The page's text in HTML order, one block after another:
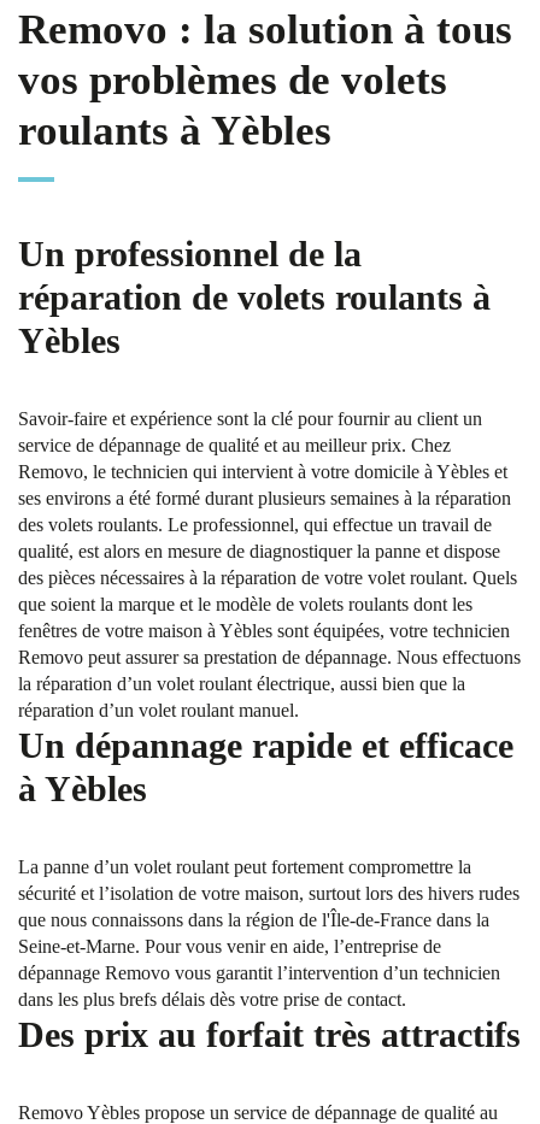
Removo : la solution à tous
vos problèmes de volets
roulants à Yèbles
Un professionnel de la
réparation de volets roulants à
Yèbles
Savoir-faire et expérience sont la clé pour fournir au client un
service de dépannage de qualité et au meilleur prix. Chez
Removo, le technicien qui intervient à votre domicile à Yèbles et
ses environs a été formé durant plusieurs semaines à la réparation
des volets roulants. Le professionnel, qui effectue un travail de
qualité, est alors en mesure de diagnostiquer la panne et dispose
des pièces nécessaires à la réparation de votre volet roulant. Quels
que soient la marque et le modèle de volets roulants dont les
fenêtres de votre maison à Yèbles sont équipées, votre technicien
Removo peut assurer sa prestation de dépannage. Nous effectuons
la réparation d’un volet roulant électrique, aussi bien que la
réparation d’un volet roulant manuel.
Un dépannage rapide et efficace
à Yèbles
La panne d’un volet roulant peut fortement compromettre la
sécurité et l’isolation de votre maison, surtout lors des hivers rudes
que nous connaissons dans la région de l'Île-de-France dans la
Seine-et-Marne. Pour vous venir en aide, l’entreprise de
dépannage Removo vous garantit l’intervention d’un technicien
dans les plus brefs délais dès votre prise de contact.
Des prix au forfait très attractifs
Removo Yèbles propose un service de dépannage de qualité au